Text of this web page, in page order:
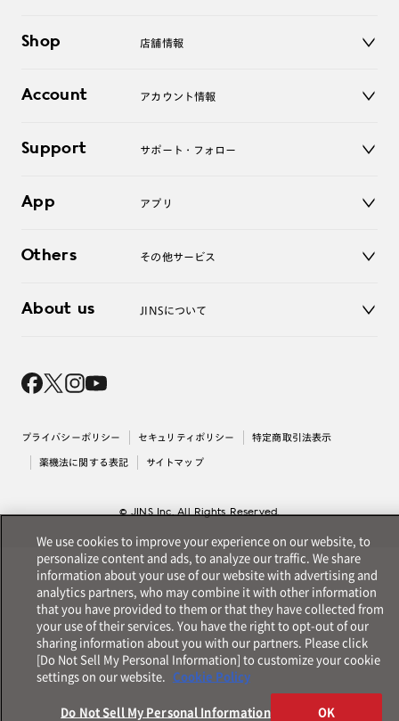
サングラス
コンタクトレンズ
アクセサリー
Shop 店舗情報
オンラインショップ
Account アカウント情報
ログアウト
Support サポート・フォロー
よくあるご質問
お問い合わせ
App アプリ
Others その他サービス
レンズ交換
About us JINSについて
採用情報
出店について
プライバシーポリシー セキュリティポリシー 特定商取引法表示
薬機法に関する表記 サイトマップ
© JINS Inc. All Rights Reserved.
We use cookies to improve your experience on our website, to
personalize content and ads, to analyze our traffic. We share
information about your use of our website with advertising and
analytics partners, who may combine it with other information
that you have provided to them or that they have collected from
your use of their services. You have the right to opt-out of our
sharing information about you with our partners. Please click
[Do Not Sell My Personal Information] to customize your cookie
settings on our website. Cookie Policy
Do Not Sell My Personal Information OK